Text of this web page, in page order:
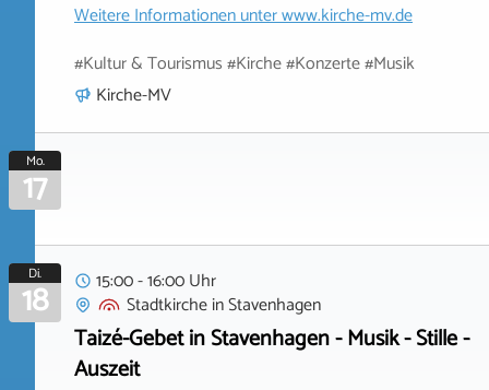
Weitere Informationen unterwww.kirche-mv.de
#Kultur & Tourismus #Kirche #Konzerte #Musik
Kirche-MV
Mo.
17
Di.
18
15:00 - 16:00 Uhr
StadtkircheinStavenhagen
Taizé-Gebet in Stavenhagen - Musik - Stille -
Auszeit